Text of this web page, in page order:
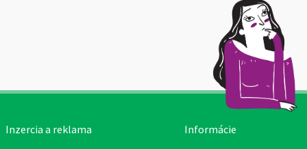
Inzercia a reklama Informácie